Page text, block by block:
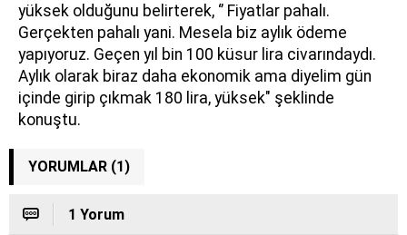
yüksek olduğunu belirterek, ‘’ Fiyatlar pahalı.
Gerçekten pahalı yani. Mesela biz aylık ödeme
yapıyoruz. Geçen yıl bin 100 küsur lira civarındaydı.
Aylık olarak biraz daha ekonomik ama diyelim gün
içinde girip çıkmak 180 lira, yüksek" şeklinde
konuştu.
YORUMLAR (1)
1 Yorum